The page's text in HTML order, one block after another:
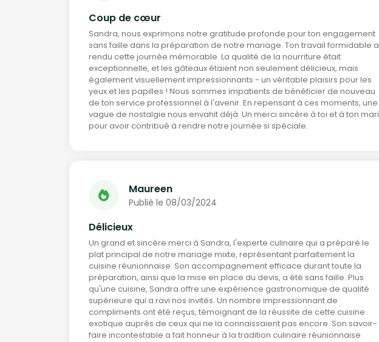
Coup de cœur
Sandra, nous exprimons notre gratitude profonde pour ton engagement
sans faille dans la préparation de notre mariage. Ton travail formidable a
rendu cette journée mémorable. La qualité de la nourriture était
exceptionnelle, et les gâteaux étaient non seulement délicieux, mais
également visuellement impressionnants - un véritable plaisirs pour les
yeux et les papilles ! Nous sommes impatients de bénéficier de nouveau
de ton service professionnel à l'avenir. En repensant à ces moments, une
vague de nostalgie nous envahit déjà. Un merci sincère à toi et à ton mari
pour avoir contribué à rendre notre journée si spéciale.
Maureen
Publié le 08/03/2024
Délicieux
Un grand et sincère merci à Sandra, l'experte culinaire qui a préparé le
plat principal de notre mariage mixte, représentant parfaitement la
cuisine réunionnaise. Son accompagnement efficace durant toute la
préparation, ainsi que la mise en place du devis, a été sans faille. Plus
qu'une cuisine, Sandra offre une expérience gastronomique de qualité
supérieure qui a ravi nos invités. Un nombre impressionnant de
compliments ont été reçus, témoignant de la réussite de cette cuisine
exotique auprès de ceux qui ne la connaissaient pas encore. Son savoir-
faire incontestable a fait honneur à la tradition culinaire réunionnaise.